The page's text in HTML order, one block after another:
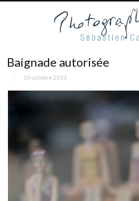
Baignade autorisée
10 octobre 2013